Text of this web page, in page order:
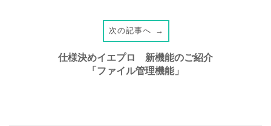
次の記事へ →
仕様決めイエプロ 新機能のご紹介
「ファイル管理機能」